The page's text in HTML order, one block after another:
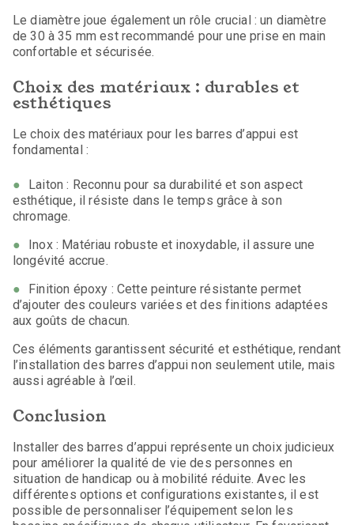
Le diamètre joue également un rôle crucial : un diamètre
de 30 à 35 mm est recommandé pour une prise en main
confortable et sécurisée.
Choix des matériaux : durables et
esthétiques
Le choix des matériaux pour les barres d’appui est
fondamental :
Laiton : Reconnu pour sa durabilité et son aspect
esthétique, il résiste dans le temps grâce à son
chromage.
Inox : Matériau robuste et inoxydable, il assure une
longévité accrue.
Finition époxy : Cette peinture résistante permet
d’ajouter des couleurs variées et des finitions adaptées
aux goûts de chacun.
Ces éléments garantissent sécurité et esthétique, rendant
l’installation des barres d’appui non seulement utile, mais
aussi agréable à l’œil.
Conclusion
Installer des barres d’appui représente un choix judicieux
pour améliorer la qualité de vie des personnes en
situation de handicap ou à mobilité réduite. Avec les
différentes options et configurations existantes, il est
possible de personnaliser l’équipement selon les